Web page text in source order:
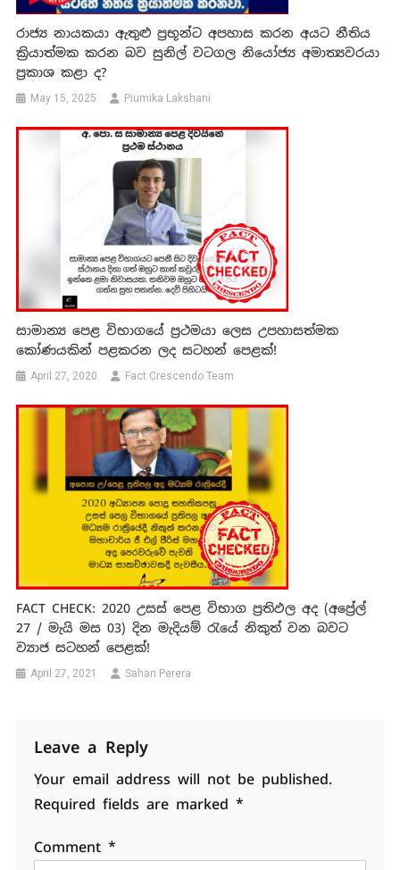
රාජ්‍ය නායකයා ඇතුළු ප්‍රභූන්ට අපහාස කරන අයට නීතිය
ක්‍රියාත්මක කරන බව සුනිල් වටගල නියෝජ්‍ය අමාත්‍යවරයා
ප්‍රකාශ කළා ද?
May 15, 2025 Piumika Lakshani
සාමාන්‍ය පෙළ විභාගයේ ප්‍රථමයා ලෙස උපහාසත්මක
කෝණයකින් පළකරන ලද සටහන් පෙළක්!
April 27, 2020 Fact Crescendo Team
FACT CHECK: 2020 උසස් පෙළ විභාග ප්‍රතිඵල අද (අප්‍රේල්
27 / මැයි මස 03) දින මැදියම් ‍රැයේ නිකුත් වන බවට
ව්‍යාජ සටහන් පෙළක්!
April 27, 2021 Sahan Perera
Leave a Reply
Your email address will not be published.
Required fields are marked *
Comment *